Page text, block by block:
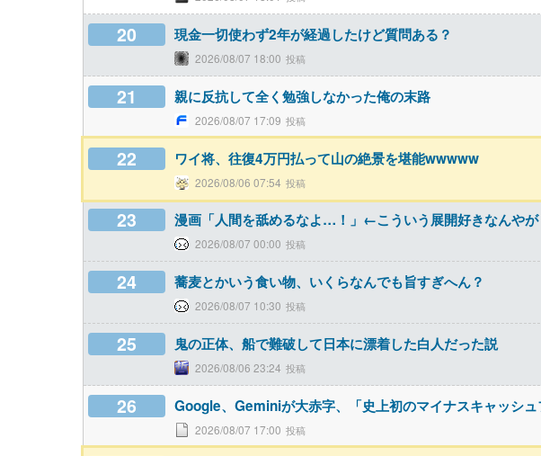
20 現金一切使わず2年が経過したけど質問ある？
2026/08/07 18:00
21 親に反抗して全く勉強しなかった俺の末路
2026/08/07 17:09
22 ワイ将、往復4万円払って山の絶景を堪能wwwww
2026/08/06 07:54
23 漫画「人間を舐めるなよ…！」←こういう展開好きなんやが
2026/08/07 00:00
24 蕎麦とかいう食い物、いくらなんでも旨すぎへん？
2026/08/07 10:30
25 鬼の正体、船で難破して日本に漂着した白人だった説
2026/08/06 23:24
26 Google、Geminiが大赤字、「史上初のマイナスキャッシュ
2026/08/07 17:00